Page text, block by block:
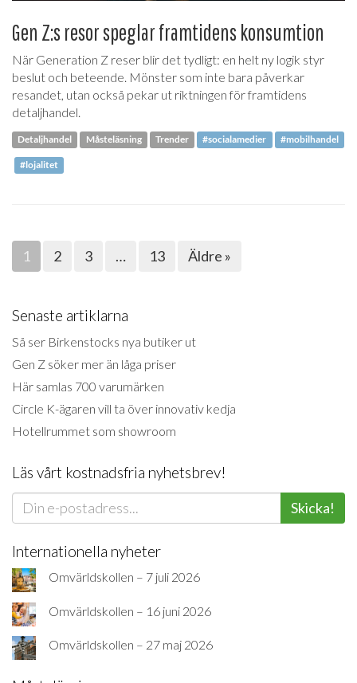
Gen Z:s resor speglar framtidens konsumtion
När Generation Z reser blir det tydligt: en helt ny logik styr
beslut och beteende. Mönster som inte bara påverkar
resandet, utan också pekar ut riktningen för framtidens
detaljhandel.
Detaljhandel Måsteläsning Trender #socialamedier #mobilhandel
#lojalitet
1 2 3 … 13 Äldre »
Senaste artiklarna
Så ser Birkenstocks nya butiker ut
Gen Z söker mer än låga priser
Här samlas 700 varumärken
Circle K-ägaren vill ta över innovativ kedja
Hotellrummet som showroom
Läs vårt kostnadsfria nyhetsbrev!
Skicka!
Internationella nyheter
Omvärldskollen – 7 juli 2026
Omvärldskollen – 16 juni 2026
Omvärldskollen – 27 maj 2026